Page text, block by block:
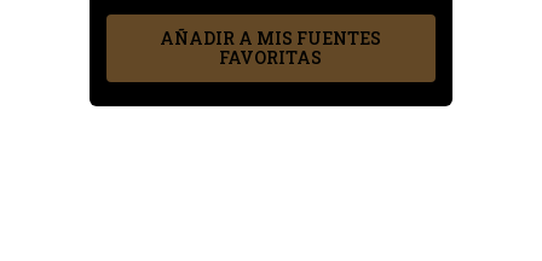
AÑADIR A MIS FUENTES
FAVORITAS